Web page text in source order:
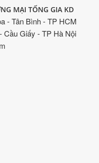
MẠI TỐNG GIA KD
- Tân Bình - TP HCM
Cầu Giấy - TP Hà Nội